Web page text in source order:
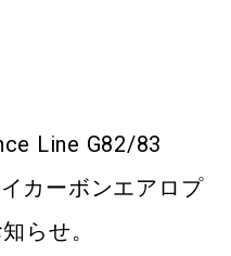
Line G82/83
カーボンエアロプ
らせ。